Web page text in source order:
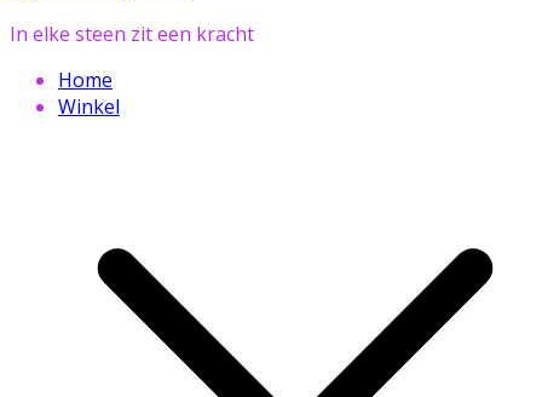
In elke steen zit een kracht
Home
Winkel